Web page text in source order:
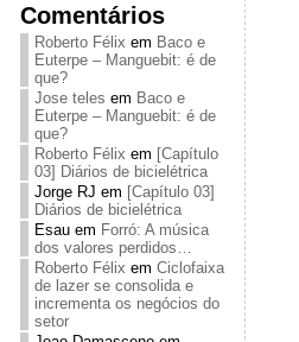
Comentários
Roberto Félix em Baco e
Euterpe – Manguebit: é de
que?
Jose teles em Baco e
Euterpe – Manguebit: é de
que?
Roberto Félix em [Capítulo
03] Diários de bicielétrica
Jorge RJ em [Capítulo 03]
Diários de bicielétrica
Esauem Forró: A música
dos valores perdidos…
Roberto Félix em Ciclofaixa
de lazer se consolida e
incrementa os negócios do
setor